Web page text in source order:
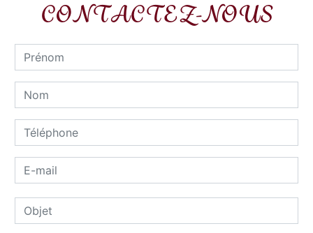
CONTACTEZ-NOUS